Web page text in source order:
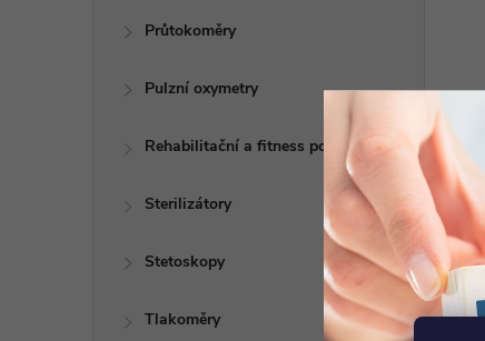
Průtokoměry
Pulzní oxymetry
Rehabilitační a fitness pomůcky
Sterilizátory
Stetoskopy
Tlakoměry